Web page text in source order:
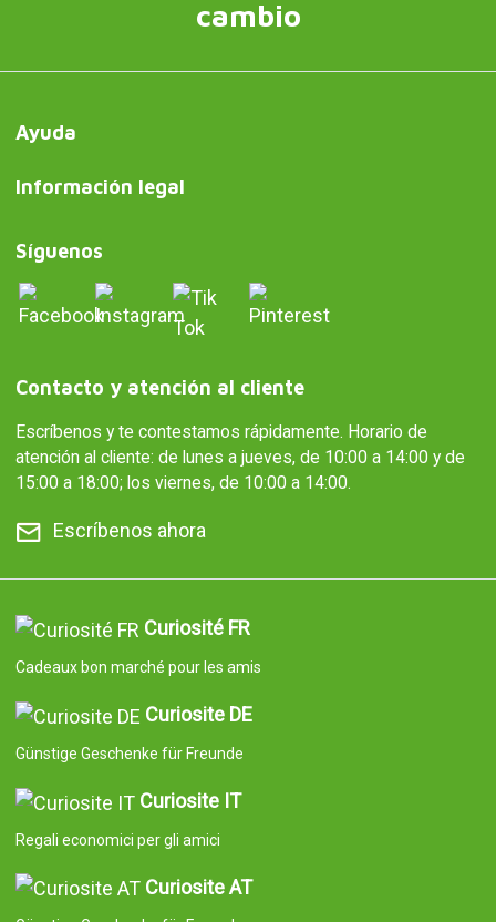
cambio
Ayuda
Información legal
Síguenos
Contacto y atención al cliente
Escríbenos y te contestamos rápidamente. Horario de
atención al cliente: de lunes a jueves, de 10:00 a 14:00 y de
15:00 a 18:00; los viernes, de 10:00 a 14:00.
Escríbenos ahora
Curiosité FR
Cadeaux bon marché pour les amis
Curiosite DE
Günstige Geschenke für Freunde
Curiosite IT
Regali economici per gli amici
Curiosite AT